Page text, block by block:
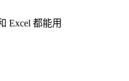
Excel 都能用